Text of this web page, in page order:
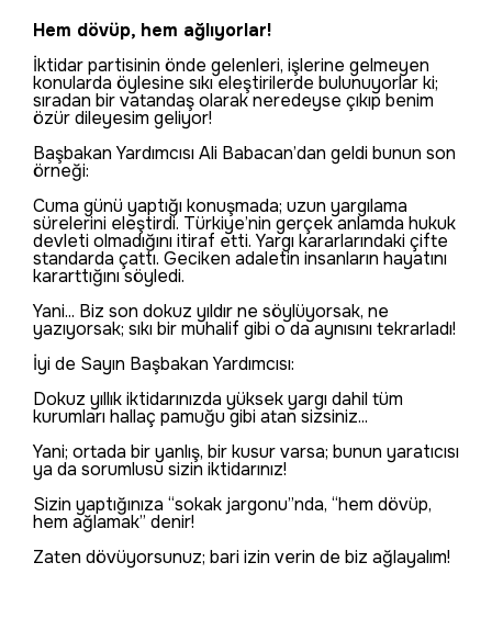
Hem dövüp, hem ağlıyorlar!
İktidar partisinin önde gelenleri, işlerine gelmeyen
konularda öylesine sıkı eleştirilerde bulunuyorlar ki;
sıradan bir vatandaş olarak neredeyse çıkıp benim
özür dileyesim geliyor!
Başbakan Yardımcısı Ali Babacan’dan geldi bunun son
örneği:
Cuma günü yaptığı konuşmada; uzun yargılama
sürelerini eleştirdi. Türkiye’nin gerçek anlamda hukuk
devleti olmadığını itiraf etti. Yargı kararlarındaki çifte
standarda çattı. Geciken adaletin insanların hayatını
kararttığını söyledi.
Yani... Biz son dokuz yıldır ne söylüyorsak, ne
yazıyorsak; sıkı bir muhalif gibi o da aynısını tekrarladı!
İyi de Sayın Başbakan Yardımcısı:
Dokuz yıllık iktidarınızda yüksek yargı dahil tüm
kurumları hallaç pamuğu gibi atan sizsiniz...
Yani; ortada bir yanlış, bir kusur varsa; bunun yaratıcısı
ya da sorumlusu sizin iktidarınız!
Sizin yaptığınıza “sokak jargonu”nda, “hem dövüp,
hem ağlamak” denir!
Zaten dövüyorsunuz; bari izin verin de biz ağlayalım!